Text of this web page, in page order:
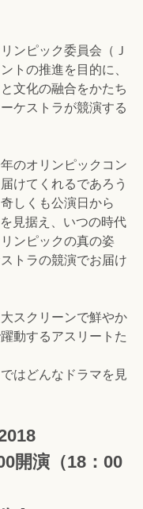
ンピック委員会（Ｊ
トの推進を目的に、
文化の融合をかたち
ケストラが競演する
のオリンピックコン
けてくれるであろう
しくも公演日から
見据え、いつの時代
ンピックの真の姿
トラの競演でお届け
スクリーンで鮮やか
動するアスリートた
はどんなドラマを見
開演（18：00